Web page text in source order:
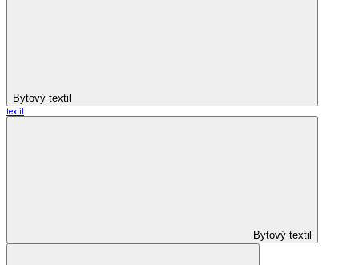
Bytový textil
textil
Bytový textil